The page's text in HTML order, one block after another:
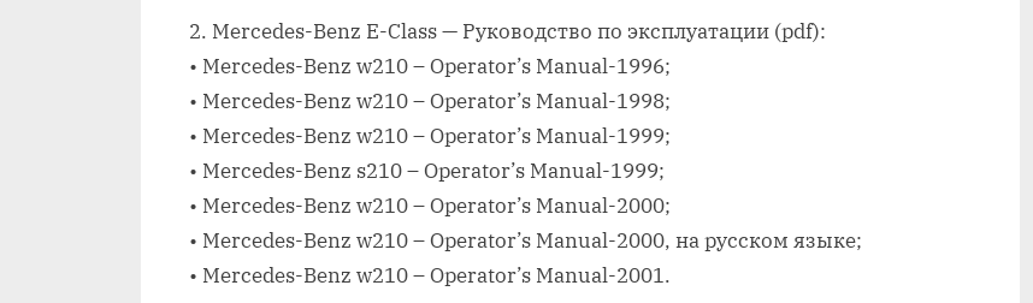
2. Mercedes-Benz E-Class — Руководство по эксплуатации (pdf):
• Mercedes-Benz w210 – Operator’s Manual-1996;
• Mercedes-Benz w210 – Operator’s Manual-1998;
• Mercedes-Benz w210 – Operator’s Manual-1999;
• Mercedes-Benz s210 – Operator’s Manual-1999;
• Mercedes-Benz w210 – Operator’s Manual-2000;
• Mercedes-Benz w210 – Operator’s Manual-2000, на русском языке;
• Mercedes-Benz w210 – Operator’s Manual-2001.